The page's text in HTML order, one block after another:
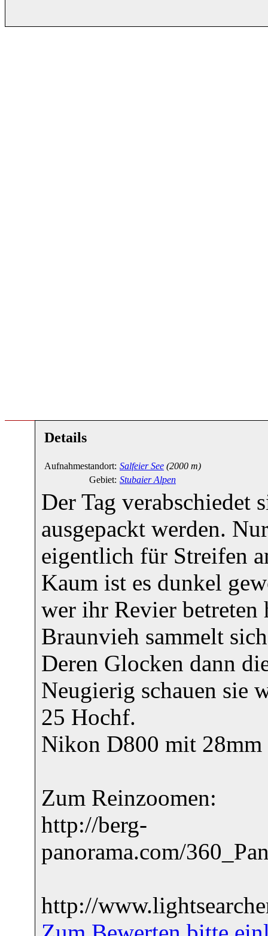
Details
Aufnahmestandort: Salfeier See (2000 m)
Gebiet: Stubaier Alpen
Der Tag
ausgepackt werden.
eigentlich für Streifen
Kaum ist es dunkel
wer ihr Revier betreten
Braunvieh sammelt
Deren Glocken dann
Neugierig schauen sie
25 Hochf.
Nikon D800 mit 28mm
Zum Reinzoomen:
http://berg-
panorama.com/
http://